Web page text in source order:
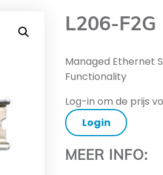
L206-F2G
Managed Ethernet
Functionality
Log-in om de prijs
Login
MEER INFO: